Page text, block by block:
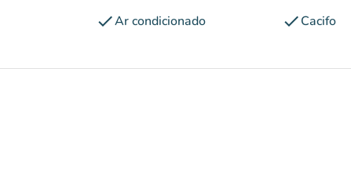
checkAr condicionado checkCacifo